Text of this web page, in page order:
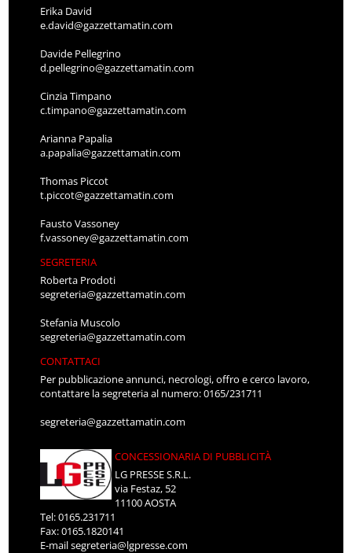
Erika David
e.david@gazzettamatin.com
Davide Pellegrino
d.pellegrino@gazzettamatin.com
Cinzia Timpano
c.timpano@gazzettamatin.com
Arianna Papalia
a.papalia@gazzettamatin.com
Thomas Piccot
t.piccot@gazzettamatin.com
Fausto Vassoney
f.vassoney@gazzettamatin.com
SEGRETERIA
Roberta Prodoti
segreteria@gazzettamatin.com
Stefania Muscolo
segreteria@gazzettamatin.com
CONTATTACI
Per pubblicazione annunci, necrologi, offro e cerco lavoro,
contattare la segreteria al numero: 0165/231711
segreteria@gazzettamatin.com
CONCESSIONARIA DI PUBBLICITÀ
LG PRESSE S.R.L.
via Festaz, 52
11100 AOSTA
Tel: 0165.231711
Fax: 0165.1820141
E-mailsegreteria@lgpresse.com